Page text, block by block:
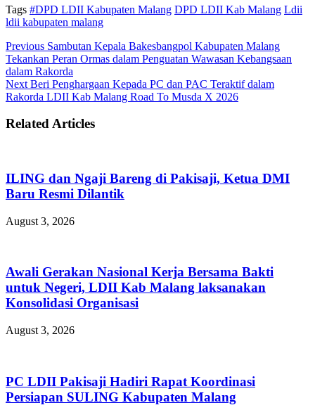
Tags #DPD LDII Kabupaten Malang DPD LDII Kab Malang Ldii
ldii kabupaten malang
Previous Sambutan Kepala Bakesbangpol Kabupaten Malang
Tekankan Peran Ormas dalam Penguatan Wawasan Kebangsaan
dalam Rakorda
Next Beri Penghargaan Kepada PC dan PAC Teraktif dalam
Rakorda LDII Kab Malang Road To Musda X 2026
Related Articles
ILING dan Ngaji Bareng di Pakisaji, Ketua DMI
Baru Resmi Dilantik
August 3, 2026
Awali Gerakan Nasional Kerja Bersama Bakti
untuk Negeri, LDII Kab Malang laksanakan
Konsolidasi Organisasi
August 3, 2026
PC LDII Pakisaji Hadiri Rapat Koordinasi
Persiapan SULING Kabupaten Malang